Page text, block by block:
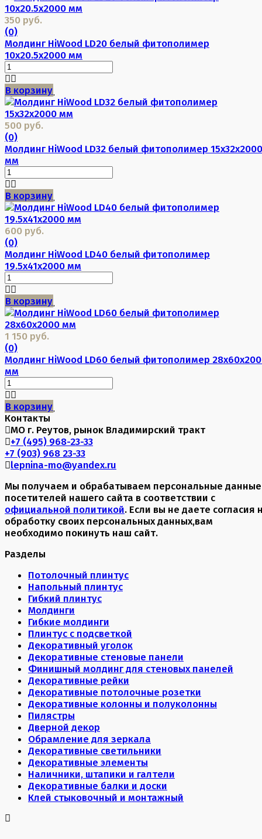
350 руб.
(0)
Молдинг HiWood LD20 белый фитополимер
10х20.5х2000 мм
В корзину
500 руб.
(0)
Молдинг HiWood LD32 белый фитополимер 15х32х2000
мм
В корзину
600 руб.
(0)
Молдинг HiWood LD40 белый фитополимер
19.5х41х2000 мм
В корзину
1 150 руб.
(0)
Молдинг HiWood LD60 белый фитополимер
мм
В корзину
Контакты
МО г. Реутов, рынок Владимирский тракт
+7 (495) 968-23-33
+7 (903) 968 23-33
lepnina-mo@yandex.ru
Мы получаем и обрабатываем персональные данные
посетителей нашего сайта в соответствии с
официальной политикой. Если вы не даете согласия
обработку своих персональных данных,вам
необходимо покинуть наш сайт.
Разделы
Потолочный плинтус
Напольный плинтус
Гибкий плинтус
Молдинги
Гибкие молдинги
Плинтус с подсветкой
Декоративный уголок
Декоративные стеновые панели
Финишный молдинг для стеновых панелей
Декоративные рейки
Декоративные потолочные розетки
Декоративные колонны и полуколонны
Пилястры
Дверной декор
Обрамление для зеркала
Декоративные светильники
Декоративные элементы
Наличники, штапики и галтели
Декоративные балки и доски
Клей стыковочный и монтажный